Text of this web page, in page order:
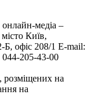
медіа –
Київ,
офіс 208/1 E-mail:
205-43-00
розміщених на
на